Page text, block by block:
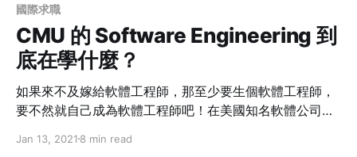
國際求職
CMU 的 Software Engineering 到
底在學什麼？
如果來不及嫁給軟體工程師，那至少要生個軟體工程師，
要不然就自己成為軟體工程師吧！在美國知名軟體公司擔
Engineering 和 Computer Science 差別在哪裡？」於是
Jan 13, 2021 8 min read